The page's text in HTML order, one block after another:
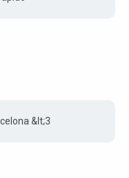
&lt;3